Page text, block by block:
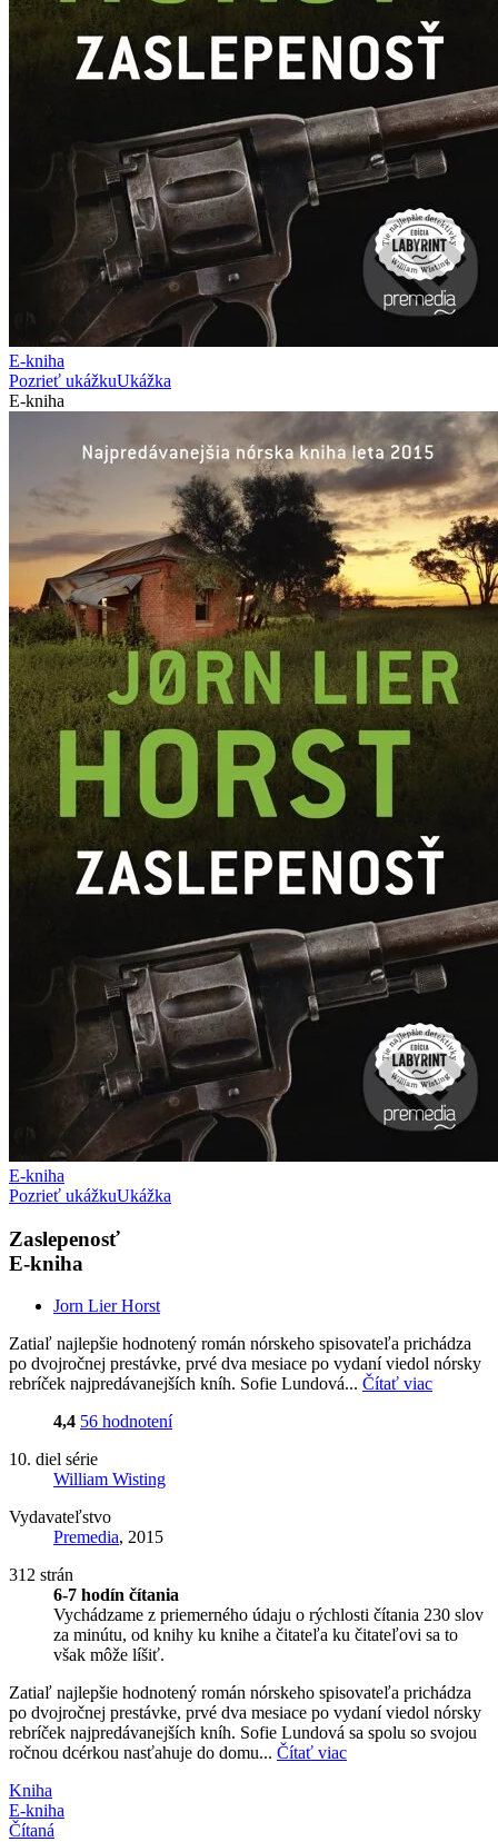
E-kniha
Pozrieť ukážkuUkážka
E-kniha
E-kniha
Pozrieť ukážkuUkážka
Zaslepenosť
E-kniha
Jorn Lier Horst
Zatiaľ najlepšie hodnotený román nórskeho spisovateľa prichádza
po dvojročnej prestávke, prvé dva mesiace po vydaní viedol nórsky
rebríček najpredávanejších kníh. Sofie Lundová... Čítať viac
4,4 56 hodnotení
10. diel série
William Wisting
Vydavateľstvo
Premedia, 2015
312 strán
6-7 hodín čítania
Vychádzame z priemerného údaju o rýchlosti čítania 230 slov
za minútu, od knihy ku knihe a čitateľa ku čitateľovi sa to
však môže líšiť.
Zatiaľ najlepšie hodnotený román nórskeho spisovateľa prichádza
po dvojročnej prestávke, prvé dva mesiace po vydaní viedol nórsky
rebríček najpredávanejších kníh. Sofie Lundová sa spolu so svojou
ročnou dcérkou nasťahuje do domu... Čítať viac
Kniha
E-kniha
Čítaná